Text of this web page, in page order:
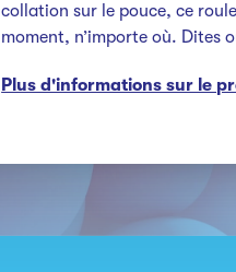
collation sur le pouce, ce
moment, n’importe où. Dites
Plus d'informations sur le